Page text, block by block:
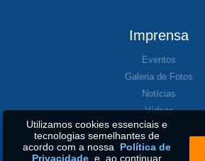
Imprensa
Eventos
Galeria de Fotos
Notícias
Vídeos
Utilizamos cookies essenciais e
tecnologias semelhantes de
acordo com a nossa Política de
Privacidadee, ao continuar